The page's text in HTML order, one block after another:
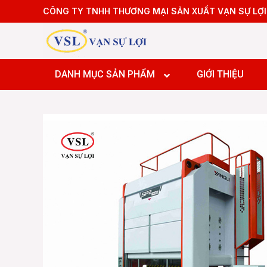
to
CÔNG TY TNHH THƯƠNG MẠI SẢN XUẤT VẠN SỰ LỢI
DANH MỤC SẢN PHẨM
Máy
Máy
Máy
Máy
Máy
GIỚI THIỆU
Máy
Máy
Máy